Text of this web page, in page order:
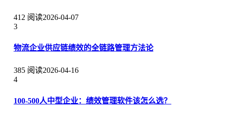
412 阅读2026-04-07
3
物流企业供应链绩效的全链路管理方法论
385 阅读2026-04-16
4
100-500人中型企业：绩效管理软件该怎么选？